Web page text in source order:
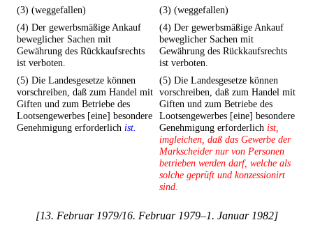
(3) (weggefallen)
(3) (weggefallen)
(4) Der gewerbsmäßige Ankauf
beweglicher Sachen mit
Gewährung des Rückkaufsrechts
ist verboten.
(4) Der gewerbsmäßige Ankauf
beweglicher Sachen mit
Gewährung des Rückkaufsrechts
ist verboten.
(5) Die Landesgesetze können
vorschreiben, daß zum Handel mit
Giften und zum Betriebe des
Lootsengewerbes [eine] besondere
Genehmigung erforderlich ist.
(5) Die Landesgesetze können
vorschreiben, daß zum Handel mit
Giften und zum Betriebe des
Lootsengewerbes [eine] besondere
Genehmigung erforderlich ist,
imgleichen, daß das Gewerbe der
Markscheider nur von Personen
betrieben werden darf, welche als
solche geprüft und konzessionirt
sind.
[13. Februar 1979/16. Februar 1979–1. Januar 1982]